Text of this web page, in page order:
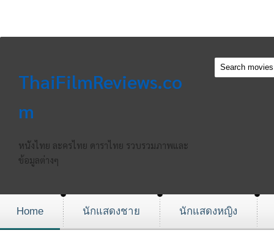
ThaiFilmReviews.co
m
หนังไทย ละครไทย ดาราไทย รวบรวมภาพและ
ข้อมูลต่างๆ
Home นักแสดงชาย นักแสดงหญิง